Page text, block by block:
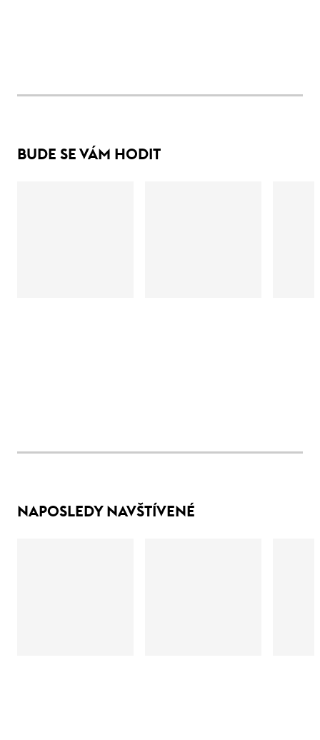
BUDE SE VÁM HODIT
NAPOSLEDY NAVŠTÍVENÉ